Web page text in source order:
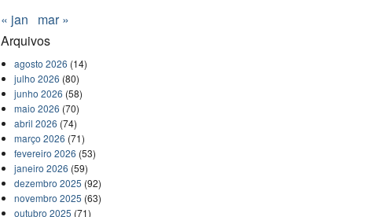
« jan
mar »
Arquivos
agosto 2026 (14)
julho 2026 (80)
junho 2026 (58)
maio 2026 (70)
abril 2026 (74)
março 2026 (71)
fevereiro 2026 (53)
janeiro 2026 (59)
dezembro 2025 (92)
novembro 2025 (63)
outubro 2025 (71)